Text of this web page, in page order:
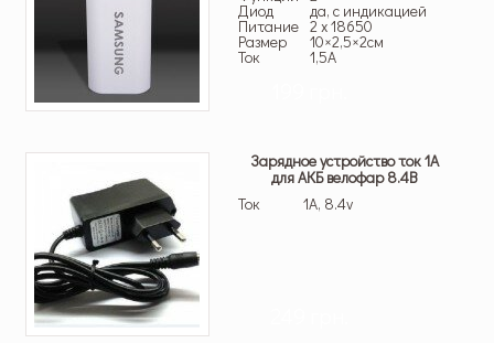
Диод да, с индикацией
Питание 2 x 18650
Размер 10×2,5×2см
Ток 1,5A
Зарядное устройство ток 1А
для АКБ велофар 8.4В
Ток
1A, 8.4v